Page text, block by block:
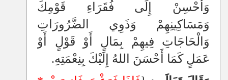
وَأَحْسِنْ إِلَى فُقَرَاءِ قَوْمِكَ
وَمَسَاكِينِهِمْ وَذَوِي الضَّرُورَاتِ
وَالْحَاجَاتِ فِيهِمْ بِمَالٍ أَوْ قَوْلٍ أَوْ
عَمَلٍ كَمَا أَحْسَنَ اللهُ إِلَيْكَ بِنِعْمَتِهِ.